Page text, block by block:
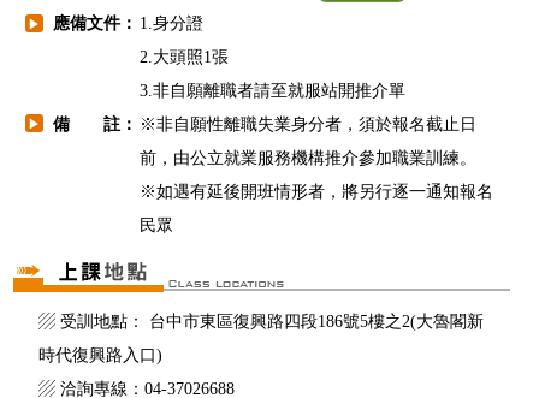
▶ 應備文件： 1.身分證
2.大頭照1張
3.非自願離職者請至就服站開推介單
▶ 備 註： ※非自願性離職失業身分者，須於報名截止日
前，由公立就業服務機構推介參加職業訓練。
※如遇有延後開班情形者，將另行逐一通知報名
民眾
▨ 受訓地點： 台中市東區復興路四段186號5樓之2(大魯閣新
時代復興路入口)
▨ 洽詢專線：04-37026688